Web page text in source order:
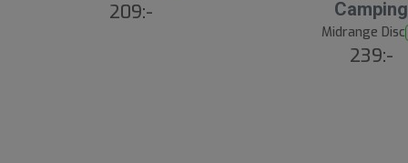
209:-
Camping
Midrange Disc
239:-